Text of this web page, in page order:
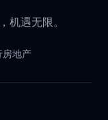
机遇无限。
房地产